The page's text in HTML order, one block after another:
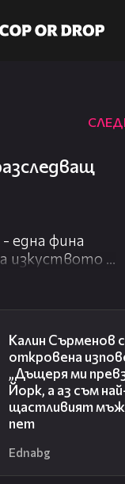
една фина
изкуството я
й
Калин Сърменов с
откровена
„Дъщеря ми
Йорк, а аз съм
щастливият мъж
пет
Ednabg